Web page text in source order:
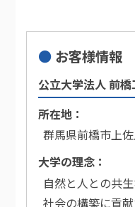
お客様情報
公立大学法人 前橋
所在地
群馬県前橋市上
大学の理念
自然と人との共
社会の構築に貢